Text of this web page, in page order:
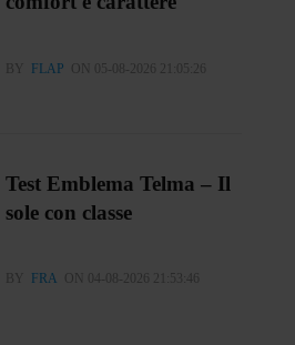
BY FLAP ON 05-08-2026 21:05:26
Test Emblema Telma – Il
sole con classe
BY FRA ON 04-08-2026 21:53:46